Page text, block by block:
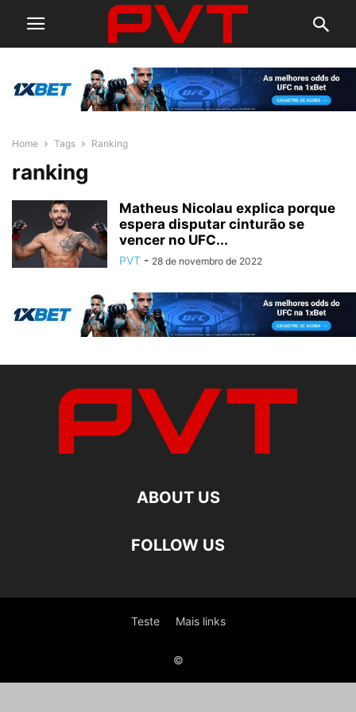
Home Tags Ranking
ranking
Matheus Nicolau explica porque
espera disputar cinturão se
vencer no UFC...
PVT - 28 de novembro de 2022
ABOUT US
FOLLOW US
Teste Mais links
©